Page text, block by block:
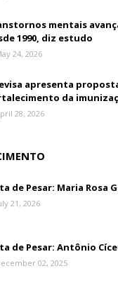
mentais
1990, diz estudo
24, 2026
apresenta
da
28, 2026
de Pesar: Maria Rosa
21, 2026
de Pesar: Antônio
02, 2025